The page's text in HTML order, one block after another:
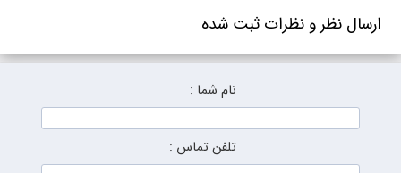
ارسال نظر و نظرات ثبت شده
نام شما :
تلفن تماس :